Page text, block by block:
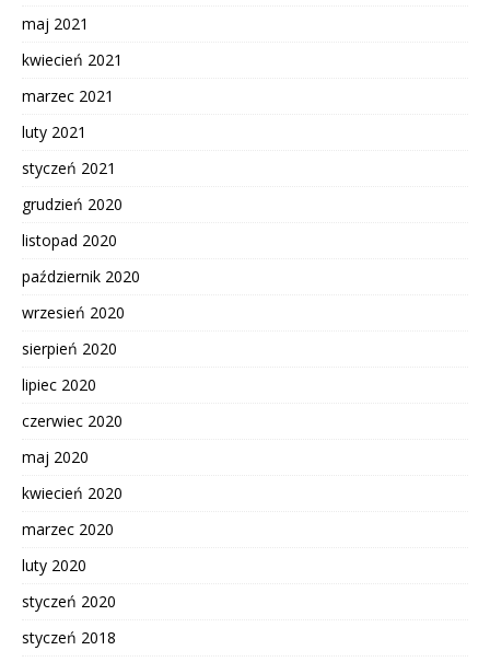
maj 2021
kwiecień 2021
marzec 2021
luty 2021
styczeń 2021
grudzień 2020
listopad 2020
październik 2020
wrzesień 2020
sierpień 2020
lipiec 2020
czerwiec 2020
maj 2020
kwiecień 2020
marzec 2020
luty 2020
styczeń 2020
styczeń 2018